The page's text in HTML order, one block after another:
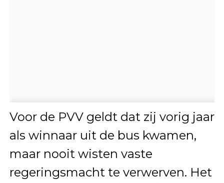
Voor de PVV geldt dat zij vorig jaar
als winnaar uit de bus kwamen,
maar nooit wisten vaste
regeringsmacht te verwerven. Het